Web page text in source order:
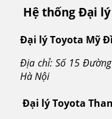
Hệ thống Đại
Đại lý Toyota Mỹ
Địa chỉ: Số 15
Hà Nội
Đại lý Toyota